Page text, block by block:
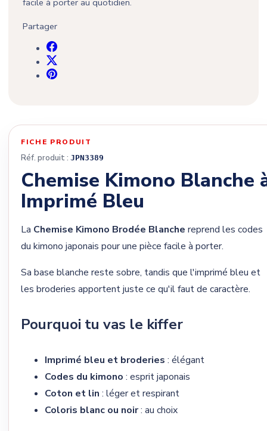
Partager
FICHE PRODUIT
Réf. produit : JPN3389
Chemise Kimono Blanche
Imprimé Bleu
La Chemise Kimono Brodée Blanche reprend les codes
du kimono japonais pour une pièce facile à porter.
Sa base blanche reste sobre, tandis que l'imprimé bleu et
les broderies apportent juste ce qu'il faut de caractère.
Pourquoi tu vas le kiffer
Imprimé bleu et broderies : élégant
Codes du kimono : esprit japonais
Coton et lin : léger et respirant
Coloris blanc ou noir: au choix